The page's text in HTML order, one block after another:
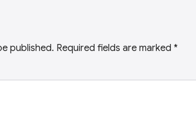
published. Required fields are marked *